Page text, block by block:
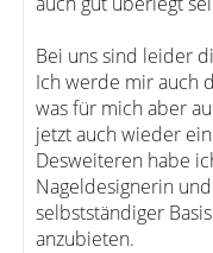
Bei uns sind leider
Ich werde mir auch
was für mich aber
jetzt auch wieder
Desweiteren habe
Nageldesignerin
selbstständiger
anzubieten.